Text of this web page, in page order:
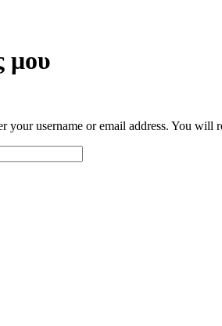
μου
your username or email address. You will